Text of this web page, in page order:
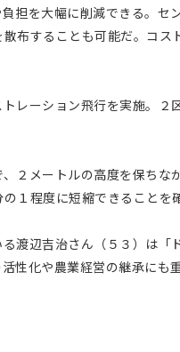
担を大幅に削減できる。セ
布することも可能だ。コス
レーション飛行を実施。２
２メートルの高度を保ちな
１程度に短縮できることを
渡辺吉治さん（５３）は「
性化や農業経営の継承にも